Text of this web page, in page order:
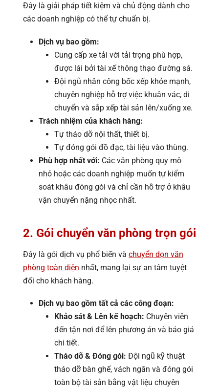
Đây là giải pháp tiết kiệm và chủ động dành cho
các doanh nghiệp có thể tự chuẩn bị.
Dịch vụ bao gồm:
Cung cấp xe tải với tải trọng phù hợp,
được lái bởi tài xế thông thạo đường sá.
Đội ngũ nhân công bốc xếp khỏe mạnh,
chuyên nghiệp hỗ trợ việc khuân vác, di
chuyển và sắp xếp tài sản lên/xuống xe.
Trách nhiệm của khách hàng:
Tự tháo dỡ nội thất, thiết bị.
Tự đóng gói đồ đạc, tài liệu vào thùng.
Phù hợp nhất với: Các văn phòng quy mô
nhỏ hoặc các doanh nghiệp muốn tự kiểm
soát khâu đóng gói và chỉ cần hỗ trợ ở khâu
vận chuyển nặng nhọc nhất.
2. Gói chuyển văn phòng trọn gói
Đây là gói dịch vụ phổ biến và chuyển dọn văn
phòng toàn diện nhất, mang lại sự an tâm tuyệt
đối cho khách hàng.
Dịch vụ bao gồm tất cả các công đoạn:
Khảo sát & Lên kế hoạch: Chuyên viên
đến tận nơi để lên phương án và báo giá
chi tiết.
Tháo dỡ & Đóng gói: Đội ngũ kỹ thuật
tháo dỡ bàn ghế, vách ngăn và đóng gói
toàn bộ tài sản bằng vật liệu chuyên